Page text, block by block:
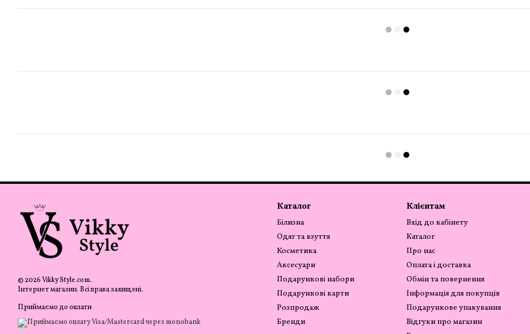
© 2026 Vikky Style.com.
Інтернет магазин. Всі права захищені.
Приймаємо до оплати
Каталог
Білизна
Одяг та взуття
Косметика
Аксесуари
Подарункові набори
Подарункові карти
Розпродаж
Бренди
Клієнтам
Вхід до кабінету
Каталог
Про нас
Оплата і доставка
Обмін та повернення
Інформація для покупців
Подарункове упакування
Відгуки про магазин